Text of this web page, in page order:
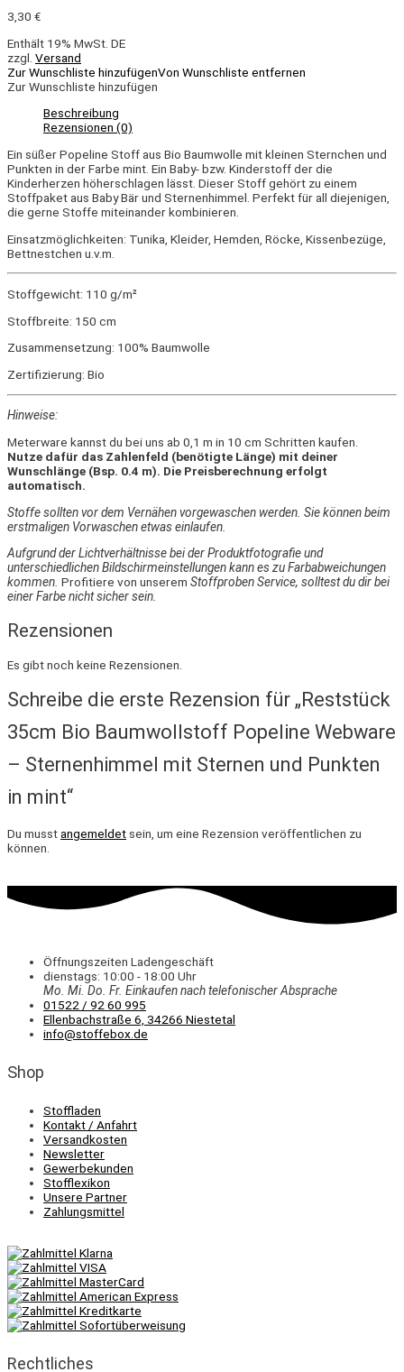
3,30 €
Enthält 19% MwSt. DE
zzgl. Versand
Zur Wunschliste hinzufügenVon Wunschliste entfernen
Zur Wunschliste hinzufügen
Beschreibung
Rezensionen (0)
Ein süßer Popeline Stoff aus Bio Baumwolle mit kleinen Sternchen und
Punkten in der Farbe mint. Ein Baby- bzw. Kinderstoff der die
Kinderherzen höherschlagen lässt. Dieser Stoff gehört zu einem
Stoffpaket aus Baby Bär und Sternenhimmel. Perfekt für all diejenigen,
die gerne Stoffe miteinander kombinieren.
Einsatzmöglichkeiten: Tunika, Kleider, Hemden, Röcke, Kissenbezüge,
Bettnestchen u.v.m.
Stoffgewicht: 110 g/m²
Stoffbreite: 150 cm
Zusammensetzung: 100% Baumwolle
Zertifizierung: Bio
Hinweise:
Meterware kannst du bei uns ab 0,1 m in 10 cm Schritten kaufen.
Nutze dafür das Zahlenfeld (benötigte Länge) mit deiner
Wunschlänge (Bsp. 0.4 m). Die Preisberechnung erfolgt
automatisch.
Stoffe sollten vor dem Vernähen vorgewaschen werden. Sie können beim
erstmaligen Vorwaschen etwas einlaufen.
Aufgrund der Lichtverhältnisse bei der Produktfotografie und
unterschiedlichen Bildschirmeinstellungen kann es zu Farbabweichungen
kommen. Profitiere von unserem Stoffproben Service, solltest du dir bei
einer Farbe nicht sicher sein.
Rezensionen
Es gibt noch keine Rezensionen.
Schreibe die erste Rezension für „Reststück
35cm Bio Baumwollstoff Popeline Webware
– Sternenhimmel mit Sternen und Punkten
in mint“
Du musstangemeldet sein, um eine Rezension veröffentlichen zu
können.
Öffnungszeiten Ladengeschäft
dienstags: 10:00 - 18:00 Uhr
Mo. Mi. Do. Fr. Einkaufennach telefonischer Absprache
01522 / 92 60 995
Ellenbachstraße 6, 34266 Niestetal
info@stoffebox.de
Shop
Stoffladen
Kontakt / Anfahrt
Versandkosten
Newsletter
Gewerbekunden
Stofflexikon
Unsere Partner
Zahlungsmittel
Rechtliches